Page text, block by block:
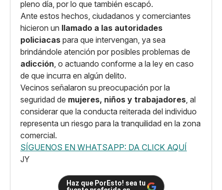
pleno día, por lo que también escapó.
Ante estos hechos, ciudadanos y comerciantes
hicieron un llamado a las autoridades
policiacas para que intervengan, ya sea
brindándole atención por posibles problemas de
adicción, o actuando conforme a la ley en caso
de que incurra en algún delito.
Vecinos señalaron su preocupación por la
seguridad de mujeres, niños y trabajadores, al
considerar que la conducta reiterada del individuo
representa un riesgo para la tranquilidad en la zona
comercial.
SÍGUENOS EN WHATSAPP: DA CLICK AQUÍ
JY
Haz que PorEsto! sea tu